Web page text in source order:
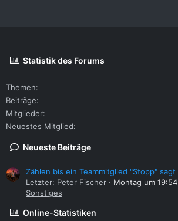
Statistik des Forums
Themen
Beiträge
Mitglieder
Neuestes Mitglied
Neueste Beiträge
Zählen bis ein Teammitglied "Stopp" sagt
Letzter: Peter Fischer
Montag um 19:54
Sonstiges
Online-Statistiken